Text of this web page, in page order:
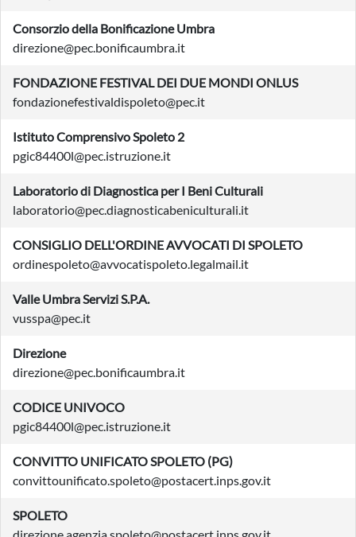
Consorzio della Bonificazione Umbra
direzione@pec.bonificaumbra.it
FONDAZIONE FESTIVAL DEI DUE MONDI ONLUS
fondazionefestivaldispoleto@pec.it
Istituto Comprensivo Spoleto 2
pgic84400l@pec.istruzione.it
Laboratorio di Diagnostica per I Beni Culturali
laboratorio@pec.diagnosticabeniculturali.it
CONSIGLIO DELL'ORDINE AVVOCATI DI SPOLETO
ordinespoleto@avvocatispoleto.legalmail.it
Valle Umbra Servizi S.P.A.
vusspa@pec.it
Direzione
direzione@pec.bonificaumbra.it
CODICE UNIVOCO
pgic84400l@pec.istruzione.it
CONVITTO UNIFICATO SPOLETO (PG)
convittounificato.spoleto@postacert.inps.gov.it
SPOLETO